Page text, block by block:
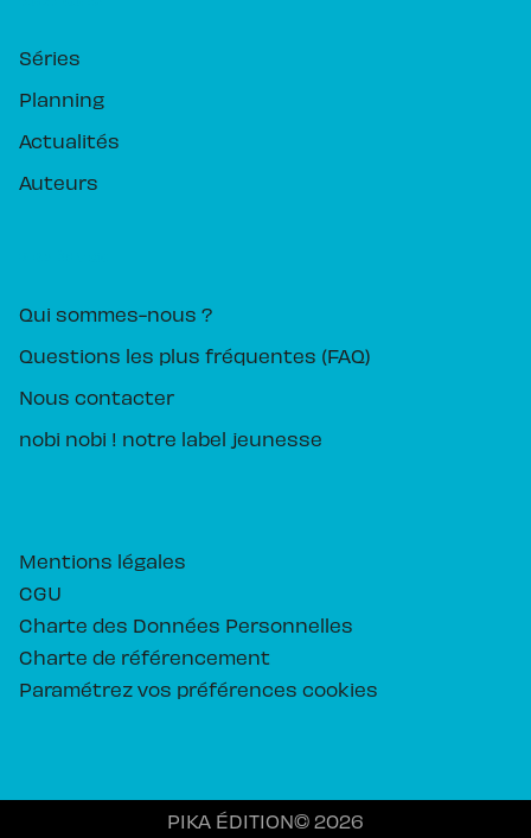
Séries
Planning
Actualités
Auteurs
Qui sommes-nous ?
Questions les plus fréquentes (FAQ)
Nous contacter
nobi nobi ! notre label jeunesse
Mentions légales
CGU
Charte des Données Personnelles
Charte de référencement
Paramétrez vos préférences cookies
PIKA ÉDITION© 2026